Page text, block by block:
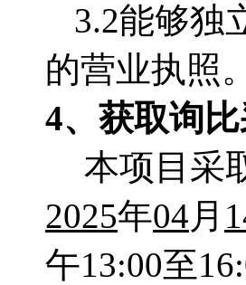
3.2能够独
的营业执照
4、获取询
本项目采
2025年04月
午13:00至